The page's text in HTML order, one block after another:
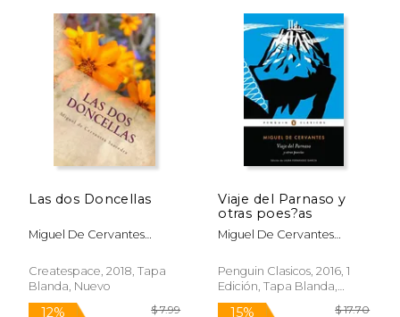
15%
dcto. $ 10.18
6%
dcto.
Las dos Doncellas
Miguel De Cervantes
Createspace, 2018, Tapa
Blanda, Nuevo
Viaje del Parnaso y
otras poes?as
Miguel De Cervantes
Penguin Clasicos, 2016, 1
Edición, Tapa Blanda,
Nuevo